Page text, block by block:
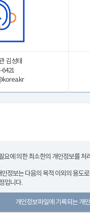
김성태
6421
에 의한 최소한의 개인정보를 처
보는 다음의 목적 이외의 용도
입니다.
개인정보파일에 기록되는 개